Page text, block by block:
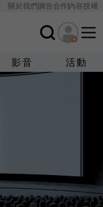
關於我們廣告合作內容授權
影音 活動